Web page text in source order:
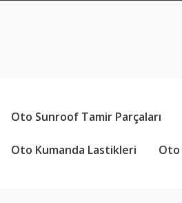
Oto Sunroof Tamir Parçaları
Oto Kumanda Lastikleri Oto